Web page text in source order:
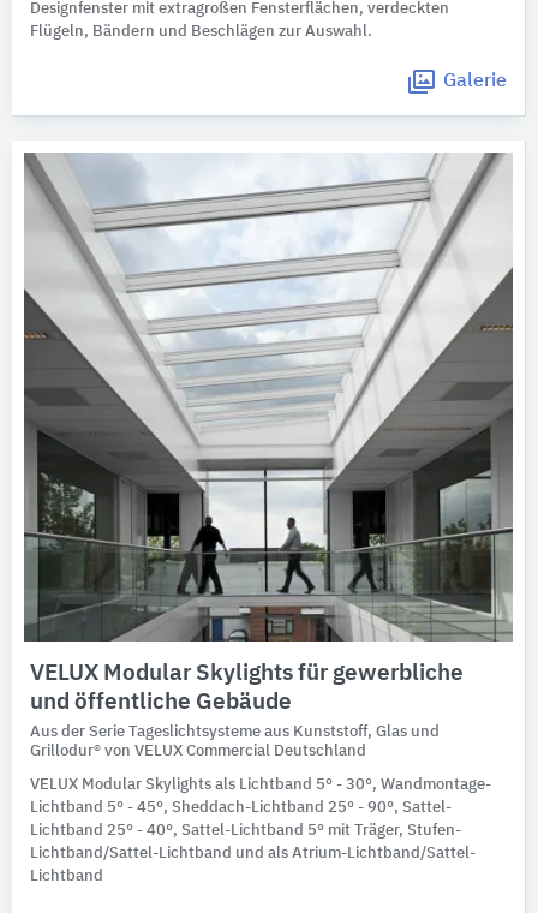
Designfenster mit extragroßen Fensterflächen, verdeckten
Flügeln, Bändern und Beschlägen zur Auswahl.
Galerie
VELUX Modular Skylights für gewerbliche
und öffentliche Gebäude
Aus der Serie Tageslichtsysteme aus Kunststoff, Glas und
Grillodur® von VELUX Commercial Deutschland
VELUX Modular Skylights als Lichtband 5° - 30°, Wandmontage-
Lichtband 5° - 45°, Sheddach-Lichtband 25° - 90°, Sattel-
Lichtband 25° - 40°, Sattel-Lichtband 5° mit Träger, Stufen-
Lichtband/Sattel-Lichtband und als Atrium-Lichtband/Sattel-
Lichtband